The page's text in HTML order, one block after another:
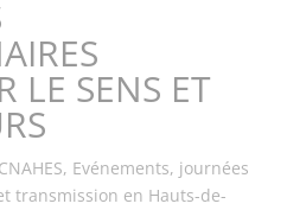
LE SENS ET
CNAHES, Evénements, journées
transmission en Hauts-de-